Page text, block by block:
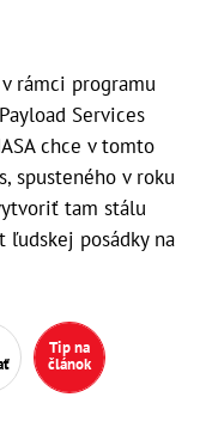
rámci programu
Services
chce v tomto
spusteného v roku
tam stálu
posádky na
Tip na
článok